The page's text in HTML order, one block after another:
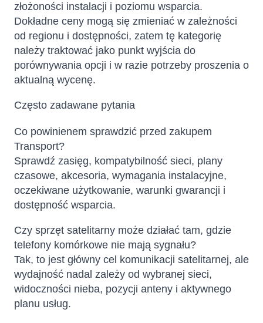
złożoności instalacji i poziomu wsparcia.
Dokładne ceny mogą się zmieniać w zależności
od regionu i dostępności, zatem tę kategorię
należy traktować jako punkt wyjścia do
porównywania opcji i w razie potrzeby proszenia o
aktualną wycenę.
Często zadawane pytania
Co powinienem sprawdzić przed zakupem
Transport?
Sprawdź zasięg, kompatybilność sieci, plany
czasowe, akcesoria, wymagania instalacyjne,
oczekiwane użytkowanie, warunki gwarancji i
dostępność wsparcia.
Czy sprzęt satelitarny może działać tam, gdzie
telefony komórkowe nie mają sygnału?
Tak, to jest główny cel komunikacji satelitarnej, ale
wydajność nadal zależy od wybranej sieci,
widoczności nieba, pozycji anteny i aktywnego
planu usług.